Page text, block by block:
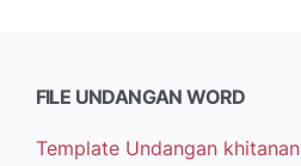
FILE UNDANGAN WORD
Template Undangan khitanan